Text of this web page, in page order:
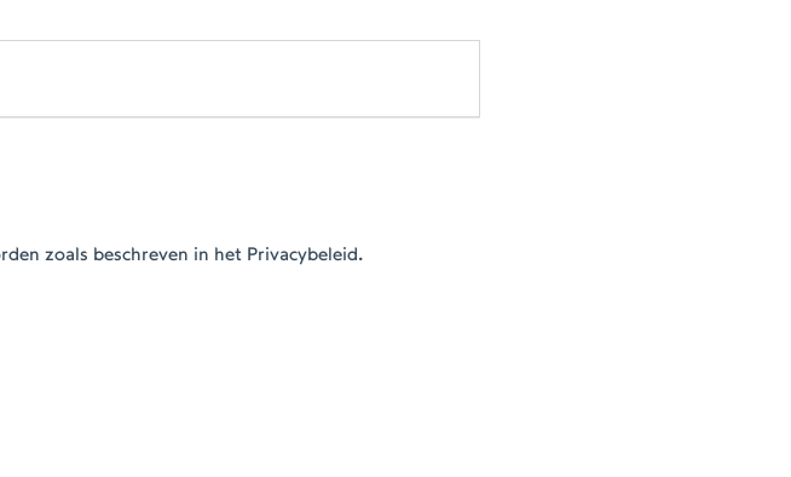
zoals beschreven in het Privacybeleid.